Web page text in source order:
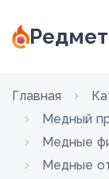
Главная
Медный
Медные
Медные